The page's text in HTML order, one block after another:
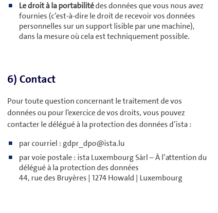
Le droit à la portabilitédes données que vous nous avez
fournies (c’est-à-dire le droit de recevoir vos données
personnelles sur un support lisible par une machine),
dans la mesure où cela est techniquement possible.
6) Contact
Pour toute question concernant le traitement de vos
données ou pour l’exercice de vos droits, vous pouvez
contacter le délégué à la protection des données d’ista :
par courriel : gdpr_dpo@ista.lu
par voie postale : ista Luxembourg Sàrl – À l’attention du
délégué à la protection des données
44, rue des Bruyères | 1274 Howald | Luxembourg